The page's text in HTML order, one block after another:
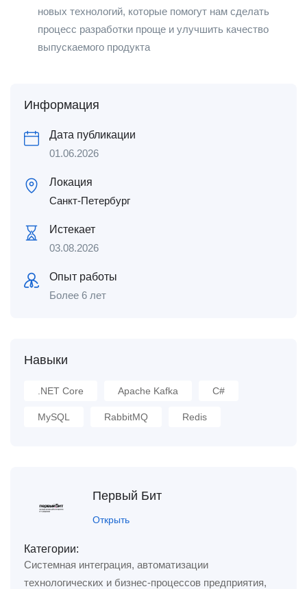
новых технологий, которые помогут нам сделать
процесс разработки проще и улучшить качество
выпускаемого продукта
Информация
Дата публикации
01.06.2026
Локация
Санкт-Петербург
Истекает
03.08.2026
Опыт работы
Более 6 лет
Навыки
.NET Core Apache Kafka C#
MySQL RabbitMQ Redis
Первый Бит
Открыть
Категории:
Системная интеграция, автоматизации
технологических и бизнес-процессов предприятия,